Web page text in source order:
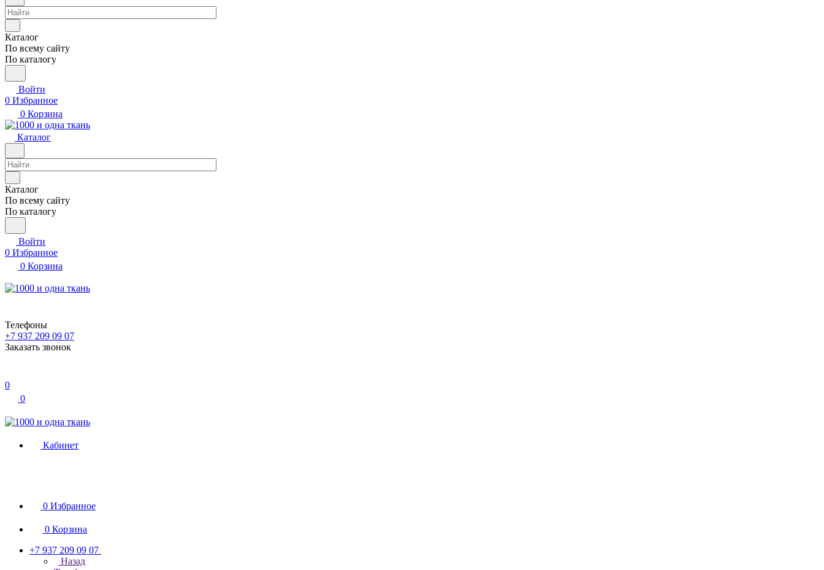
Каталог
По всему сайту
По каталогу
Войти
0 Избранное
0 Корзина
Каталог
Каталог
По всему сайту
По каталогу
Войти
0 Избранное
0 Корзина
Телефоны
+7 937 209 09 07
Заказать звонок
0
0
Кабинет
0 Избранное
0 Корзина
+7 937 209 09 07
Назад